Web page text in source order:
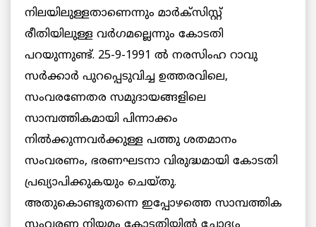
നിലയിലുള്ളതാണെന്നും മാര്‍ക്സിസ്റ്റ്
രീതിയിലുള്ള വർഗമല്ലെന്നും കോടതി
പറയുന്നുണ്ട്. 25-9-1991 ല്‍ നരസിംഹ റാവു
സര്‍ക്കാര്‍ പുറപ്പെടുവിച്ച ഉത്തരവിലെ,
സംവരണേതര സമുദായങ്ങളിലെ
സാമ്പത്തികമായി പിന്നാക്കം
നില്‍ക്കുന്നവര്‍ക്കുള്ള പത്തു ശതമാനം
സംവരണം, ഭരണഘടനാ വിരുദ്ധമായി കോടതി
പ്രഖ്യാപിക്കുകയും ചെയ്തു.
അതുകൊണ്ടുതന്നെ ഇപ്പോഴത്തെ സാമ്പത്തിക